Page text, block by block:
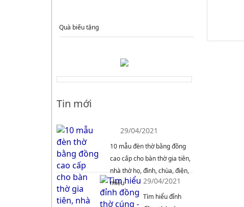
Quà biếu tặng
Tin mới
29/04/2021
10 mẫu đèn thờ bằng đồng
cao cấp cho bàn thờ gia tiên,
nhà thờ họ, đình, chùa, điện,
miếu
29/04/2021
Tìm hiểu đỉnh